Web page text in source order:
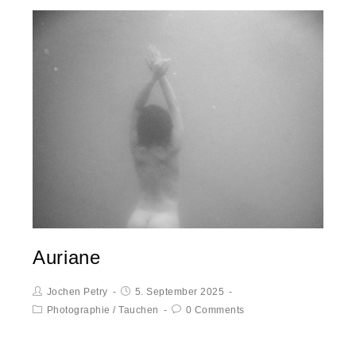
Auriane
Jochen Petry
5. September 2025
Photographie /Tauchen 0 Comments